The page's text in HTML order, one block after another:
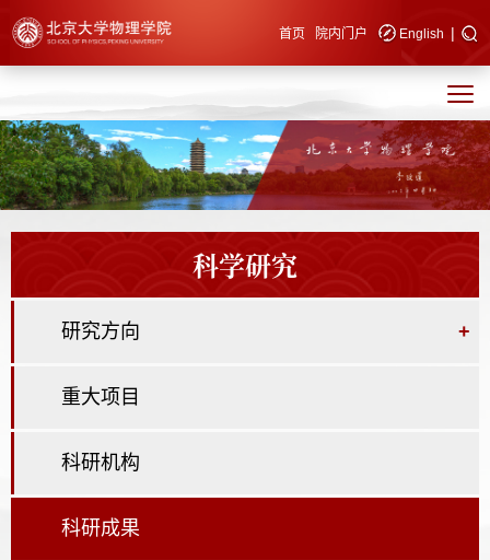
快速导航 首页 院内门户 English |
科学研究
研究方向 +
重大项目
科研机构
科研成果